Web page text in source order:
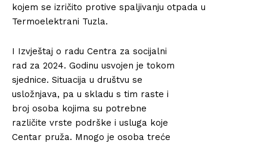
kojem se izričito protive spaljivanju otpada u
Termoelektrani Tuzla.
I Izvještaj o radu Centra za socijalni
rad za 2024. Godinu usvojen je tokom
sjednice. Situacija u društvu se
usložnjava, pa u skladu s tim raste i
broj osoba kojima su potrebne
različite vrste podrške i usluga koje
Centar pruža. Mnogo je osoba treće